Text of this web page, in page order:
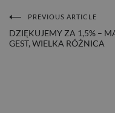
PREVIOUS ARTICLE
DZIĘKUJEMY ZA 1,5% –
GEST, WIELKA RÓŻNICA